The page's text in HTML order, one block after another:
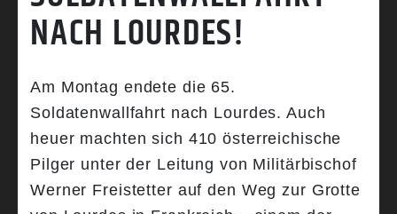
NACH LOURDES!
Am Montag endete die 65.
Soldatenwallfahrt nach Lourdes. Auch
heuer machten sich 410 österreichische
Pilger unter der Leitung von Militärbischof
Werner Freistetter auf den Weg zur Grotte